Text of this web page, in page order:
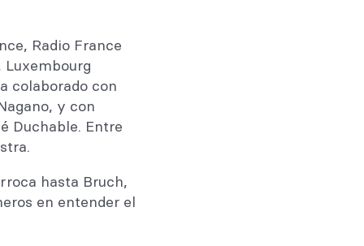
Radio France
colaborado con
y con
Duchable. Entre
hasta Bruch,
en entender el